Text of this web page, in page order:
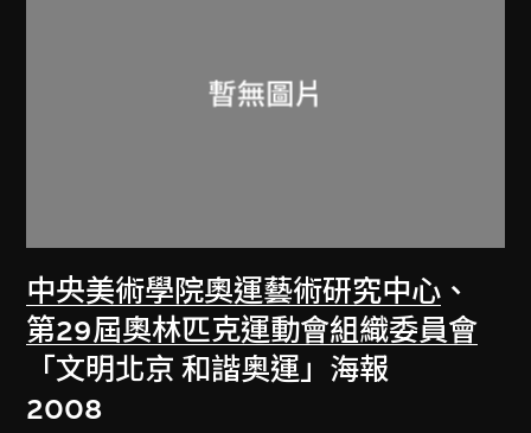
中央美術學院奧運藝術研究中心 、
第29屆奧林匹克運動會組織委員會
「文明北京 和諧奥運」海報
2008